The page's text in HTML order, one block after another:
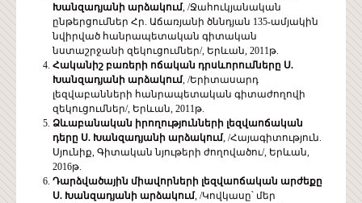
Խանզադյանի արձակում, /Ջահուկյանական
ընթերցումներ Հր. Աճառյանի ծննդյան 135-ամյակին
նվիրված հանրապետական գիտական
նստաշրջանի զեկուցումներ/, Երևան, 2011թ.
Հականիշ բառերի ոճական դրսևորումները Ս.
Խանզադյանի արձակում, /Երիտասարդ
լեզվաբանների հանրապետական գիտաժողովի
զեկուցումներ/, Երևան, 2011թ.
Ձևաբանական իրողությունների լեզվաոճական
դերը Ս. Խանզադյանի արձակում, /Հայագիտություն.
Սյունիք, Գիտական նյութերի ժողովածու/, Երևան,
2016թ.
Դարձվածային միավորների լեզվաոճական արժեքը
Ս. Խանզադյանի արձակում, /Կովկասը՝ մեր